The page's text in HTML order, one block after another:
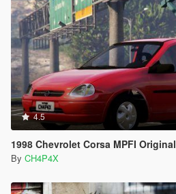
4.5
1998 Chevrolet Corsa MPFI Original
By CH4P4X